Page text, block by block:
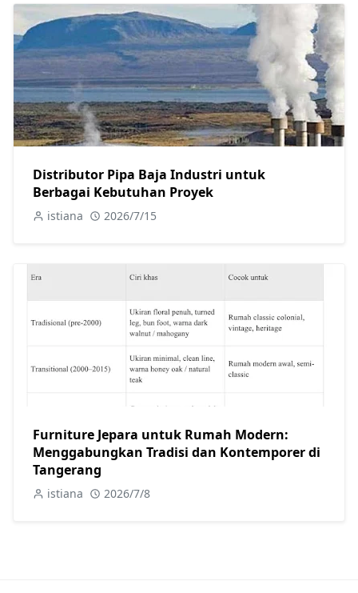
Distributor Pipa Baja Industri untuk
Berbagai Kebutuhan Proyek
istiana 2026/7/15
Furniture Jepara untuk Rumah Modern:
Menggabungkan Tradisi dan Kontemporer di
Tangerang
istiana 2026/7/8